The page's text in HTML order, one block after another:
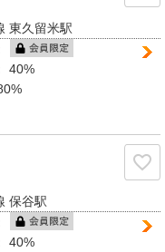
東久留米駅
40%
保谷駅
40%